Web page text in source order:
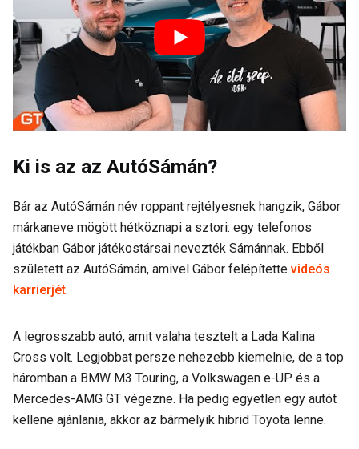
Ki is az az AutóSámán?
Bár az AutóSámán név roppant rejtélyesnek hangzik, Gábor
márkaneve mögött hétköznapi a sztori: egy telefonos
játékban Gábor játékostársai nevezték Sámánnak. Ebből
született az AutóSámán, amivel Gábor felépítette videós
karrierjét.
A legrosszabb autó, amit valaha tesztelt a Lada Kalina
Cross volt. Legjobbat persze nehezebb kiemelnie, de a top
háromban a BMW M3 Touring, a Volkswagen e-UP és a
Mercedes-AMG GT végezne. Ha pedig egyetlen egy autót
kellene ajánlania, akkor az bármelyik hibrid Toyota lenne.